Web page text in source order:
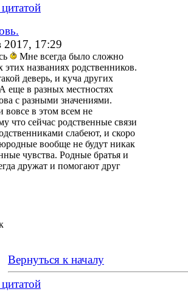
17:29
Мне всегда было сложно
этих названиях родственников.
деверь, и куча других
еще в разных местностях
с разными значениями.
в этом всем не
что сейчас родственные связи
слабеют, и скоро
вообще не будут никак
чувства. Родные братья и
дружат и помогают друг
Вернуться к началу